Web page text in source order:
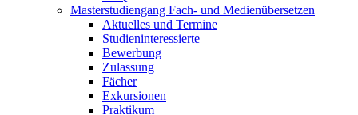
Masterstudiengang Fach- und Medienübersetzen
Aktuelles und Termine
Studieninteressierte
Bewerbung
Zulassung
Fächer
Exkursionen
Praktikum